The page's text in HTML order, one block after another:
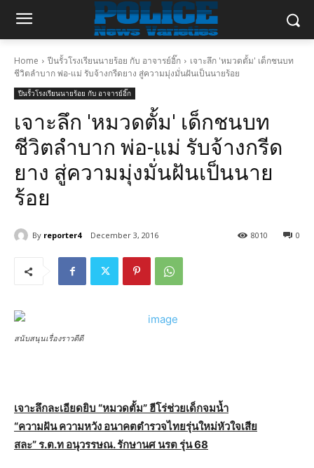
Home ปีนรั้วโรงเรียนนายร้อย กับ อาจารย์อิ๊ก
เจาะลึก 'หมวดตั้ม' เด็กชนบท
ชีวิตลำบาก พ่อ-แม่ รับจ้างกรีดยาง สู่ความมุ่งมั่นฝันเป็นนายร้อย
ปีนรั้วโรงเรียนนายร้อย กับ อาจารย์อิ๊ก
เจาะลึก 'หมวดตั้ม' เด็กชนบท
ชีวิตลำบาก พ่อ-แม่ รับจ้างกรีด
ยาง สู่ความมุ่งมั่นฝันเป็นนาย
ร้อย
By reporter4 December 3, 2016 0
8010
สนับสนุนเรื่องราวดีดี
เจาะลึกละเอียดยิบ “หมวดตั้ม” ฮีโร่ช่วยเด็กจมน้ำ
“ความฝัน ความหวัง อนาคตตำรวจไทยรุ่นใหม่หัวใจเสีย
สละ” ร.ต.ท อนุวรรษณ. รักษานศ นรต รุ่น 68